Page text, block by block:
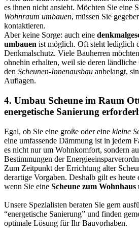
es ihnen nicht ansieht. Möchten Sie eine
Wohnraum umbauen, müssen Sie
kontaktieren.
Aber keine Sorge: auch eine
umbauen ist möglich. Oft steht lediglich
Denkmalschutz. Viele Bauherren
ohnehin erhalten, weil sie deren
den Scheunen-Innenausbau anbelangt,
Auflagen.
4. Umbau Scheune im Raum
energetische Sanierung
Egal, ob Sie eine große oder eine kleine
eine umfassende Dämmung ist in jedem
es nicht nur um Wohnkomfort, sondern
Bestimmungen der
Zum Zeitpunkt der Errichtung alter
derartige Vorgaben. Deshalb gilt es heute
wenn Sie eine Scheune zum Wohnhaus
Unsere Spezialisten beraten Sie gern
“energetische Sanierung” und finden
optimale Lösung für Ihr Bauvorhaben.